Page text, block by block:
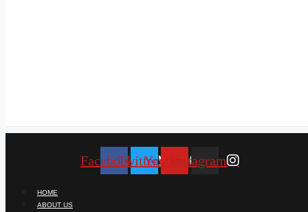
FacebookTwitterYoutubeInstagram
HOME
ABOUT US